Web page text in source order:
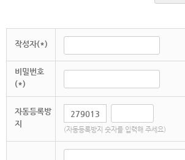
작성자(*)
비밀번호
(*)
자동등록방
지
(자동등록방지 숫자를 입력해 주세요)